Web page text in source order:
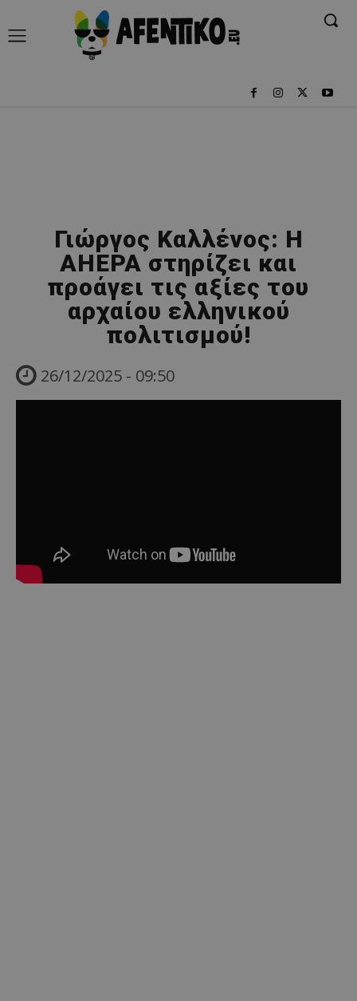
Γιώργος Καλλένος: Η
AHEPA στηρίζει και
προάγει τις αξίες του
αρχαίου ελληνικού
πολιτισμού!
26/12/2025 - 09:50